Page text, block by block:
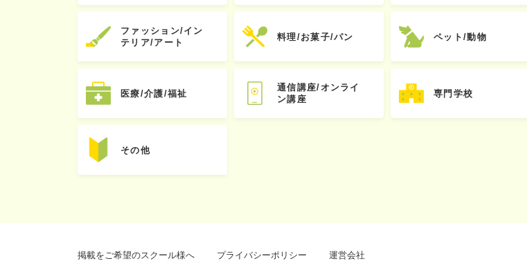
ファッション/イン
テリア/アート
料理/お菓子/パン ペット/動物
医療/介護/福祉
通信講座/オンライ
ン講座
専門学校
その他
掲載をご希望のスクール様へ プライバシーポリシー 運営会社